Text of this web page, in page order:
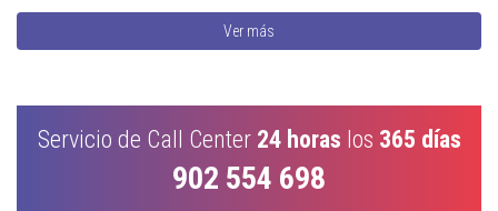
Ver más
Servicio de Call Center 24 horas los 365 días
902 554 698